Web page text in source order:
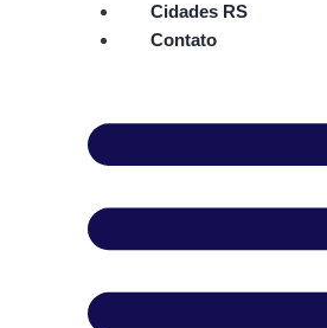
Cidades RS
Contato